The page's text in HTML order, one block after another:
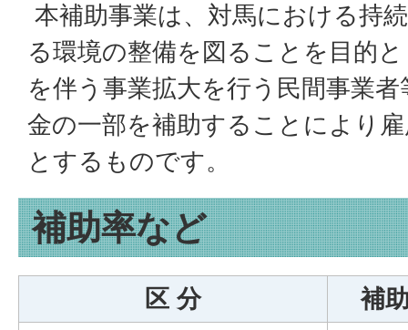
本補助事業は、対馬における持
る環境の整備を図ることを目的
を伴う事業拡大を行う民間事業
金の一部を補助することにより
とするものです。
補助率など
区 分 補